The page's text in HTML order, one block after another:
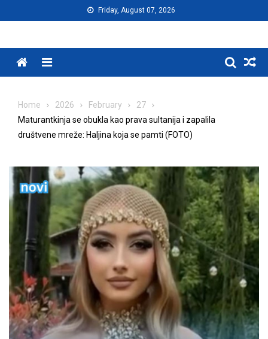
to
Friday, August 07, 2026
Menu
Home 2026 February
27
Maturantkinja se obukla kao prava sultanija i zapalila
društvene mreže: Haljina koja se pamti (FOTO)